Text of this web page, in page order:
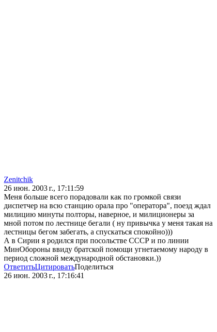
Zenitchik
26 июн. 2003 г., 17:11:59
Меня больше всего порадовали как по громкой связи
диспетчер на всю станцию орала про "оператора", поезд ждал
милицию минуты полторы, наверное, и милиционеры за
мной потом по лестнице бегали ( ну привычка у меня такая на
лестницы бегом забегать, а спускаться спокойно)))
А в Сирии я родился при посольстве СССР и по линии
МинОбороны ввиду братской помощи угнетаемому народу в
период сложной международной обстановки.))
ОтветитьЦитироватьПоделиться
26 июн. 2003 г., 17:16:41